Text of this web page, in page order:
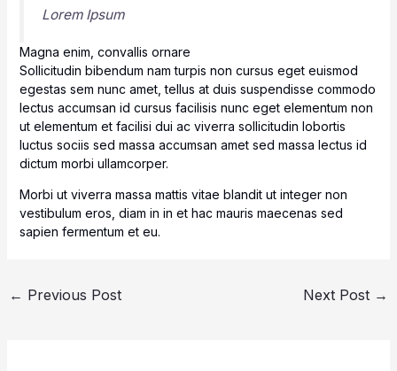
Lorem Ipsum
Magna enim, convallis ornare
Sollicitudin bibendum nam turpis non cursus eget euismod
egestas sem nunc amet, tellus at duis suspendisse commodo
lectus accumsan id cursus facilisis nunc eget elementum non
ut elementum et facilisi dui ac viverra sollicitudin lobortis
luctus sociis sed massa accumsan amet sed massa lectus id
dictum morbi ullamcorper.
Morbi ut viverra massa mattis vitae blandit ut integer non
vestibulum eros, diam in in et hac mauris maecenas sed
sapien fermentum et eu.
← Previous Post Next Post →